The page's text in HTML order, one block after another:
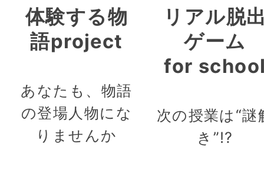
体験する物
語project
あなたも、物語
の登場人物にな
りませんか
リアル脱
ゲーム
for
次の授業は“謎
き”!?